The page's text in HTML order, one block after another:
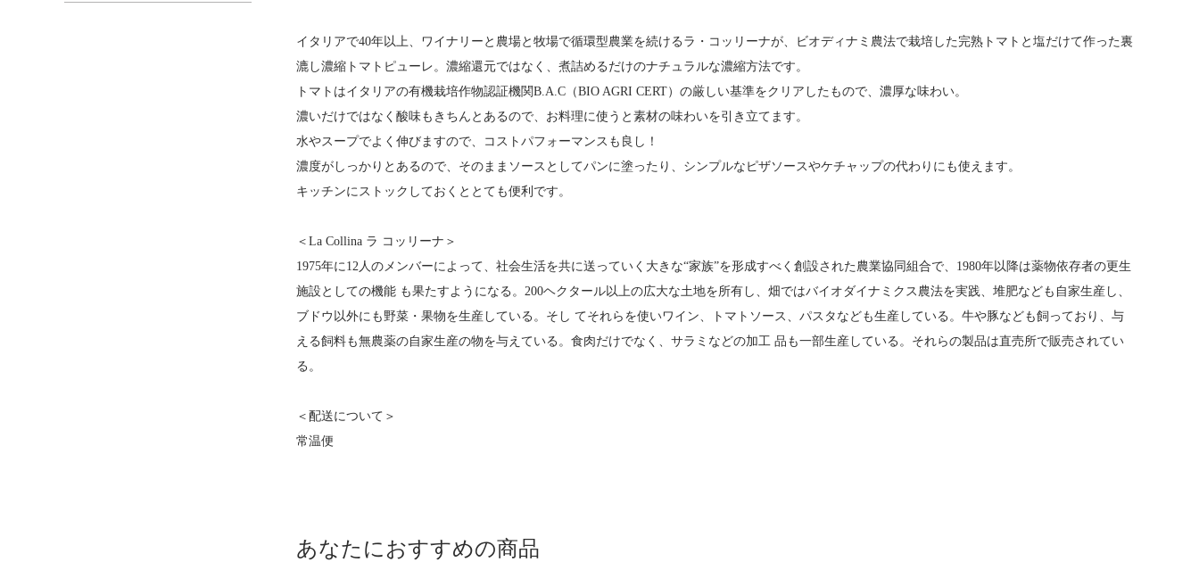
イタリアで40年以上、ワイナリーと農場と牧場で循環型農業を続けるラ・コッリーナが、ビオディナミ農法で栽培した完熟トマトと塩だけて作った裏
漉し濃縮トマトピューレ。濃縮還元ではなく、煮詰めるだけのナチュラルな濃縮方法です。
トマトはイタリアの有機栽培作物認証機関B.A.C（BIO AGRI CERT）の厳しい基準をクリアしたもので、濃厚な味わい。
濃いだけではなく酸味もきちんとあるので、お料理に使うと素材の味わいを引き立てます。
水やスープでよく伸びますので、コストパフォーマンスも良し！
濃度がしっかりとあるので、そのままソースとしてパンに塗ったり、シンプルなピザソースやケチャップの代わりにも使えます。
キッチンにストックしておくととても便利です。
＜La Collina ラ コッリーナ＞
1975年に12人のメンバーによって、社会生活を共に送っていく大きな“家族”を形成すべく創設された農業協同組合で、1980年以降は薬物依存者の更生
施設としての機能 も果たすようになる。200ヘクタール以上の広大な土地を所有し、畑ではバイオダイナミクス農法を実践、堆肥なども自家生産し、
ブドウ以外にも野菜・果物を生産している。そし てそれらを使いワイン、トマトソース、パスタなども生産している。牛や豚なども飼っており、与
える飼料も無農薬の自家生産の物を与えている。食肉だけでなく、サラミなどの加工 品も一部生産している。それらの製品は直売所で販売されてい
る。
＜配送について＞
常温便
あなたにおすすめの商品